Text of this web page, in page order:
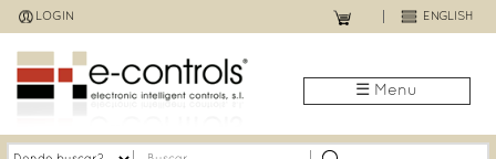
Jump
to
navigation
LOGIN ENGLISH
☰ Menu